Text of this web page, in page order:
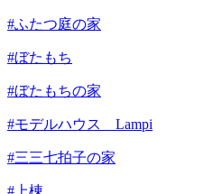
#ふたつ庭の家
#ぼたもち
#ぼたもちの家
#モデルハウス Lampi
#三三七拍子の家